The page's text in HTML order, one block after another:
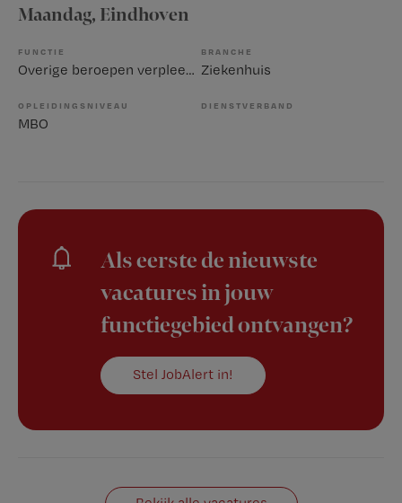
Maandag, Eindhoven
FUNCTIE
Overige beroepen verpleegkunde
BRANCHE
Ziekenhuis
OPLEIDINGSNIVEAU
MBO
DIENSTVERBAND
Als eerste de nieuwste
vacatures in jouw
functiegebied ontvangen?
Stel JobAlert in!